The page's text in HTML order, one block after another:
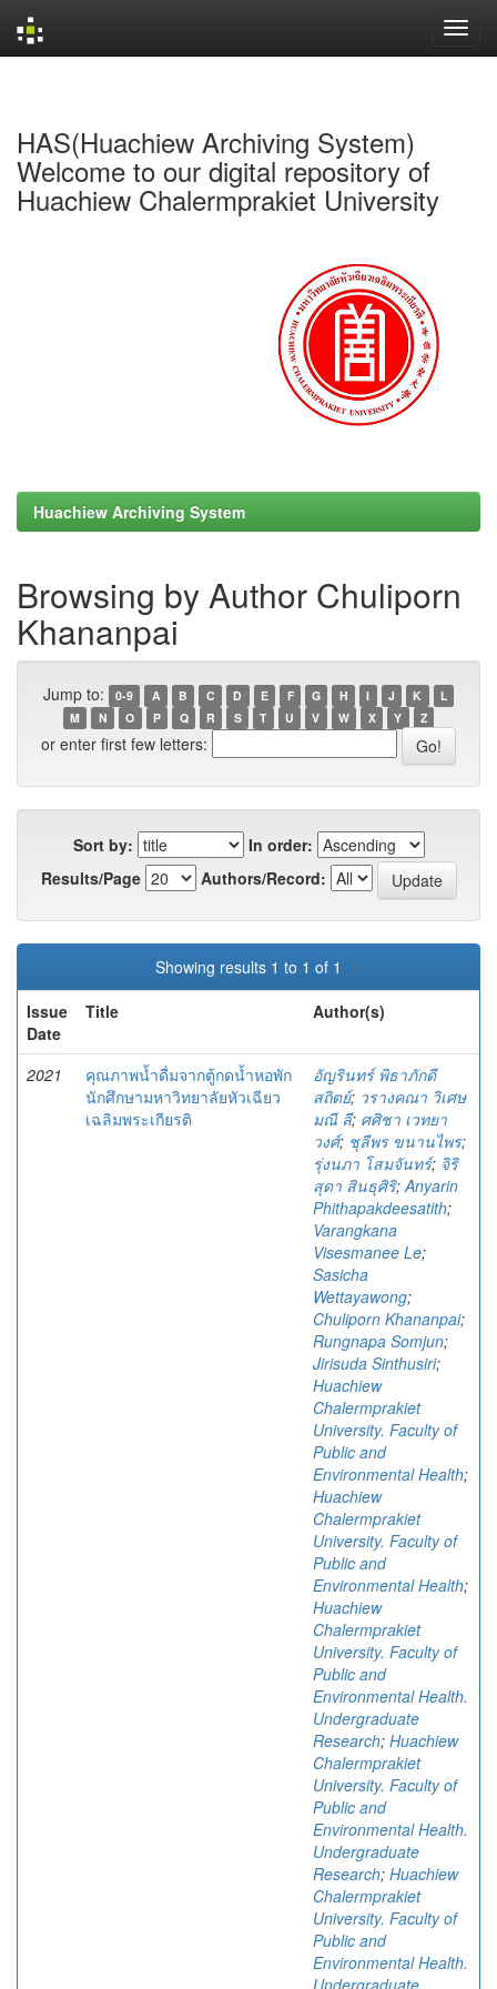
HAS(Huachiew Archiving System)
Welcome to our digital repository of
Huachiew Chalermprakiet University
Huachiew Archiving System
Browsing by Author Chuliporn
Khananpai
Jump to: 0-9 A B C D E F G H I J K
L
M
N O P Q R S T U V W X Y Z
or enter first few letters:
Sort by:
In order:
Results/Page
Authors/Record:
Showing results 1 to 1 of 1
Issue
Date
Title Author(s)
2021
คุณภาพน้ำดื่มจากตู้กดน้ำหอพัก
นักศึกษามหาวิทยาลัยหัวเฉียว
เฉลิมพระเกียรติ
อัญรินทร์ พิธาภักดี
สถิตย์; วรางคณา วิเศษ
มณี ลี; ศศิชา เวทยา
วงศ์; ชุลีพร ขนานไพร;
รุ่งนภา โสมจันทร์; จิริ
สุดา สินธุศิริ;Anyarin
Phithapakdeesatith;
Varangkana
Visesmanee Le;
Sasicha
Wettayawong;
Chuliporn Khananpai;
Rungnapa Somjun;
Jirisuda Sinthusiri;
Huachiew
Chalermprakiet
University. Faculty of
Public and
Environmental Health;
Huachiew
Chalermprakiet
University. Faculty of
Public and
Environmental Health;
Huachiew
Chalermprakiet
University. Faculty of
Public and
Environmental Health.
Undergraduate
Research; Huachiew
Chalermprakiet
University. Faculty of
Public and
Environmental Health.
Undergraduate
Research; Huachiew
Chalermprakiet
University. Faculty of
Public and
Environmental Health.
Undergraduate